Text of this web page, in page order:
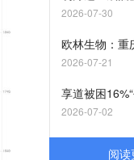
2026-07-30
欧林生物：重
2026-07-21
享道被困
2026-07-02
阅